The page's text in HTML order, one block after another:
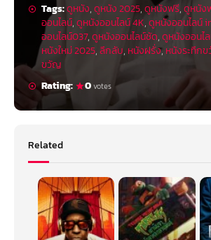
Tags:ดูหนัง,ดูหนัง 2025,ดูหนังฟรี,ดูหนัง
ออนไลน์,ดูหนังออนไลน์ 4K,ดูหนังออนไลน์
ออนไลน์037,ดูหนังออนไลน์ชัด,ดูหนังออนไ
หนังใหม่ 2025,ลึกลับ, หนังฝรั่ง, หนังระทึก
ขวัญ
Rating:
0votes
Related